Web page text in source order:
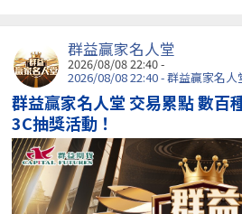
群益贏家名人堂
2026/08/08 22:40 -
2026/08/08 22:40 - 群益贏家名人
群益贏家名人堂 交易累點 數百
3C抽獎活動！